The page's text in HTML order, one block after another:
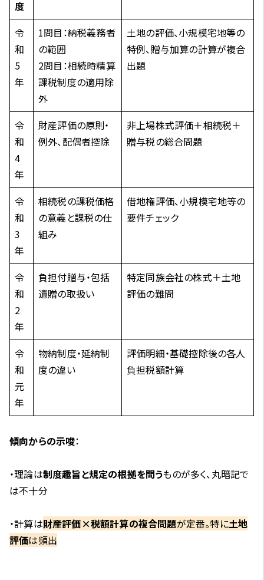
度
令
和
5
年
1問目：納税義務者
の範囲
2問目：相続時精算
課税制度の適用除
外
土地の評価、小規模宅地等の
特例、贈与加算の計算が複合
出題
令
和
4
年
財産評価の原則・
例外、配偶者控除
非上場株式評価＋相続税＋
贈与税の総合問題
令
和
3
年
相続税の課税価格
の意義と課税の仕
組み
借地権評価、小規模宅地等の
要件チェック
令
和
2
年
負担付贈与・包括
遺贈の取扱い
特定同族会社の株式＋土地
評価の難問
令
和
元
年
物納制度・延納制
度の違い
評価明細・基礎控除後の各人
負担税額計算
傾向からの示唆：
・理論は制度趣旨と規定の根拠を問うものが多く、丸暗記で
は不十分
・計算は財産評価×税額計算の複合問題が定番。特に土地
評価は頻出